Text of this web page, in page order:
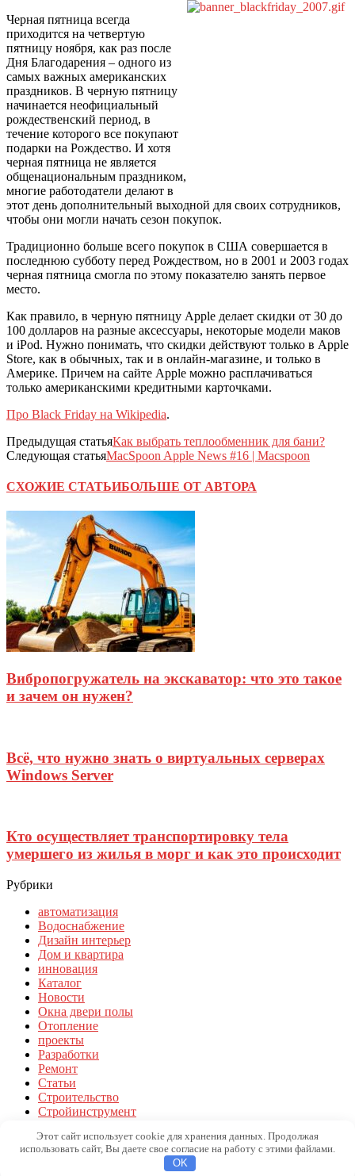
Черная пятница всегда
приходится на четвертую
пятницу ноября, как раз после
Дня Благодарения – одного из
самых важных американских
праздников. В черную пятницу
начинается неофициальный
рождественский период, в
течение которого все покупают
подарки на Рождество. И хотя
черная пятница не является
общенациональным праздником,
многие работодатели делают в
этот день дополнительный выходной для своих сотрудников,
чтобы они могли начать сезон покупок.
Традиционно больше всего покупок в США совершается в
последнюю субботу перед Рождеством, но в 2001 и 2003 годах
черная пятница смогла по этому показателю занять первое
место.
Как правило, в черную пятницу Apple делает скидки от 30 до
100 долларов на разные аксессуары, некоторые модели маков
и iPod. Нужно понимать, что скидки действуют только в Apple
Store, как в обычных, так и в онлайн-магазине, и только в
Америке. Причем на сайте Apple можно расплачиваться
только американскими кредитными карточками.
Про Black Friday на Wikipedia.
Предыдущая статьяКак выбрать теплообменник для бани?
Следующая статьяMacSpoon Apple News #16 | Macspoon
СХОЖИЕ СТАТЬИБОЛЬШЕ ОТ АВТОРА
Вибропогружатель на экскаватор: что это такое
и зачем он нужен?
Всё, что нужно знать о виртуальных серверах
Windows Server
Кто осуществляет транспортировку тела
умершего из жилья в морг и как это происходит
Рубрики
автоматизация
Водоснабжение
Дизайн интерьер
Дом и квартира
инновация
Каталог
Новости
Окна двери полы
Отопление
проекты
Разработки
Ремонт
Статьи
Строительство
Стройинструмент
Технологии
© 2019 Macspoon.ru - строительные технологии
Этот сайт использует cookie для хранения данных. Продолжая
использовать сайт, Вы даете свое согласие на работу с этими файлами.
OK